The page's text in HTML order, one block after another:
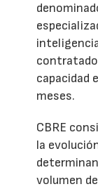
contratado
capacidad
meses.
CBRE
la
volumen